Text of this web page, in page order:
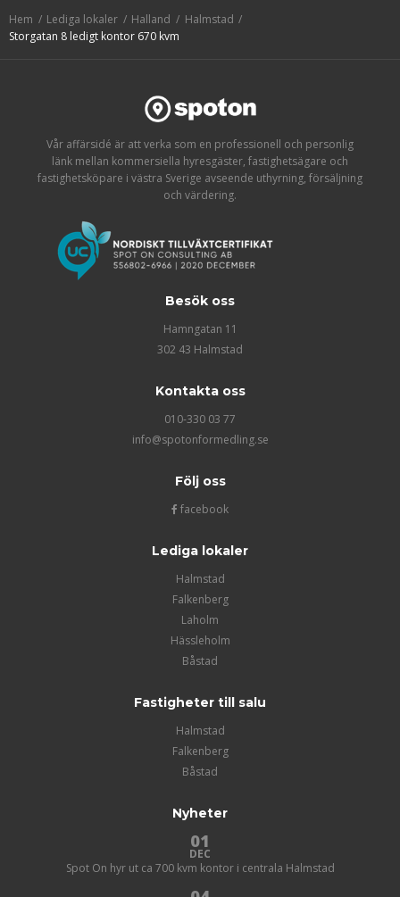
Hem Lediga lokaler Halland
Halmstad
Storgatan 8 ledigt kontor 670 kvm
Vår affärsidé är att verka som en professionell och personlig
länk mellan kommersiella hyresgäster, fastighetsägare och
fastighetsköpare i västra Sverige avseende uthyrning, försäljning
och värdering.
Besök oss
Hamngatan 11
302 43 Halmstad
Kontakta oss
010-330 03 77
info@spotonformedling.se
Följ oss
facebook
Lediga lokaler
Halmstad
Falkenberg
Laholm
Hässleholm
Båstad
Fastigheter till salu
Halmstad
Falkenberg
Båstad
Nyheter
01
DEC
Spot On hyr ut ca 700 kvm kontor i centrala Halmstad